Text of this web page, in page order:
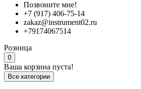
Позвоните мне!
+7 (917) 406-75-14
zakaz@instrument02.ru
+79174067514
Розница
0
Ваша корзина пуста!
Все категории